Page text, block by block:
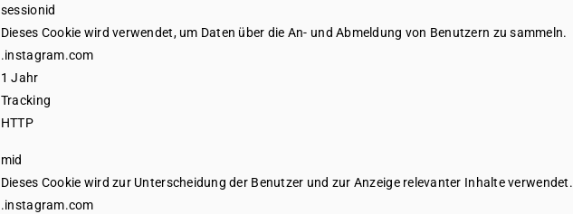
sessionid
Dieses Cookie wird verwendet, um Daten über die An- und Abmeldung von Benutzern zu sammeln.
.instagram.com
1 Jahr
Tracking
HTTP
mid
Dieses Cookie wird zur Unterscheidung der Benutzer und zur Anzeige relevanter Inhalte verwendet.
.instagram.com